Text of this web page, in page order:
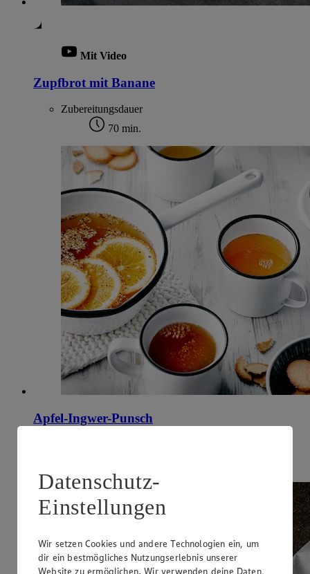
Mit Video
Zupfbrot mit Banane
Zubereitungsdauer
70 min.
Apfel-Ingwer-Punsch
Datenschutz-
Einstellungen
Wir setzen Cookies und andere Technologien ein, um
dir ein bestmögliches Nutzungserlebnis unserer
Website zu ermöglichen. Wir verwenden deine Daten,